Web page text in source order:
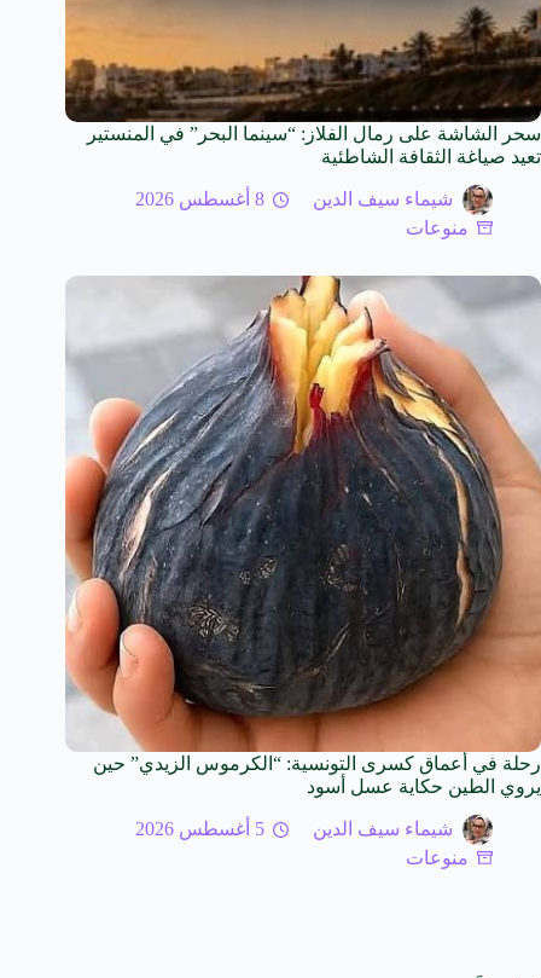
سحر الشاشة على رمال الفلاز: “سينما البحر” في المنستير
تعيد صياغة الثقافة الشاطئية
شيماء سيف الدين
8 أغسطس 2026
منوعات
رحلة في أعماق كسرى التونسية: “الكرموس الزيدي” حين
يروي الطين حكاية عسل أسود
شيماء سيف الدين
5 أغسطس 2026
منوعات